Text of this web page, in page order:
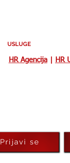
USLUGE
HR Agencija| HR
Prijavi se